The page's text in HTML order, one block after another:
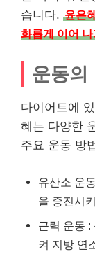
습니다. 윤은
화롭게 이어
운동의
다이어트에
혜는 다양한
주요 운동 방
유산소 운
을 증진시
근력 운동 :
켜 지방 연